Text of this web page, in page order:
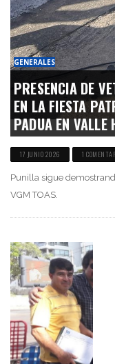
GENERALES
PRESENCIA DE
EN LA FIESTA
PADUA EN VALLE
17 JUNIO 2026 1
Punilla sigue
VGM TOAS.